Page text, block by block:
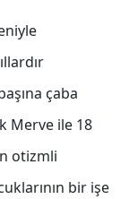
çaba
Merve ile 18
otizmli
bir işe